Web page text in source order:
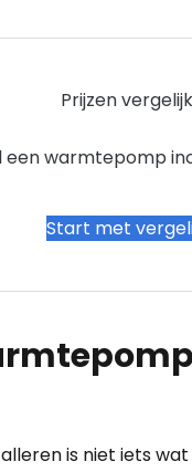
Prijzen
warmtepomp
Start met
is niet iets